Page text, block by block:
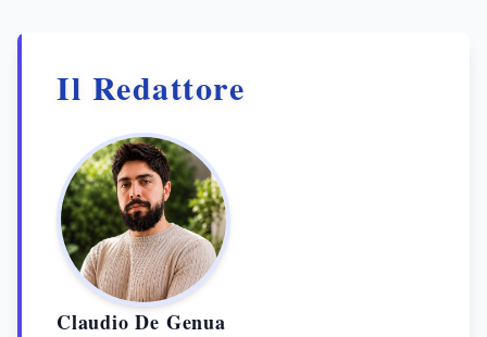
Il Redattore
Claudio De Genua